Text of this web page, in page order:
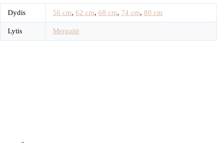
Dydis 56 cm, 62 cm, 68 cm, 74 cm, 80 cm
Lytis Mergaitė